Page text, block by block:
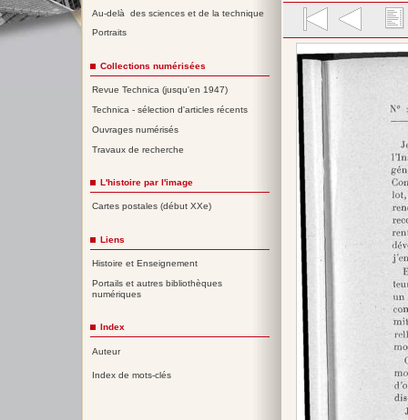
Au-delà des sciences et de la technique
Portraits
Collections numérisées
Revue Technica (jusqu'en 1947)
Technica - sélection d'articles récents
Ouvrages numérisés
Travaux de recherche
L'histoire par l'image
Cartes postales (début XXe)
Liens
Histoire et Enseignement
Portails et autres bibliothèques
numériques
Index
Auteur
Index de mots-clés